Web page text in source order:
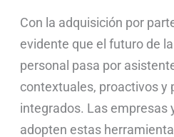
Con la adquisición por
evidente que el futuro de
personal pasa por
contextuales, proactivos y
integrados. Las empresas
adopten estas